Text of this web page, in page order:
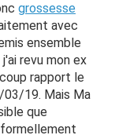
grossesse
avec
ensemble
revu mon ex
rapport le
19. Mais Ma
que